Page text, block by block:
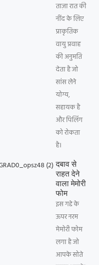
ताज़ा रात की
नींद के लिए
प्राकृतिक
वायु प्रवाह
की अनुमति
देता है जो
सांस लेने
योग्य,
सहायक है
और पिलिंग
को रोकता
है।
दबाव से
राहत देने
वाला मेमोरी
फोम
इस गद्दे के
ऊपर नरम
मेमोरी फोम
लगा है जो
आपके सोते